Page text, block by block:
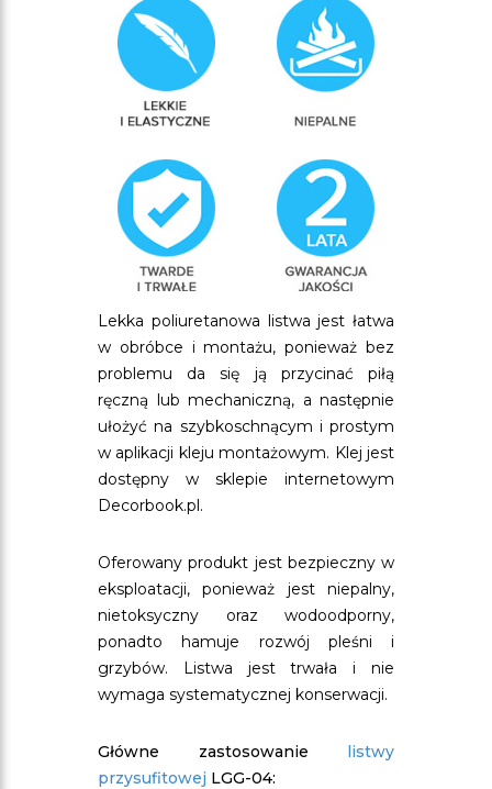
Lekka poliuretanowa listwa jest łatwa
w obróbce i montażu, ponieważ bez
problemu da się ją przycinać piłą
ręczną lub mechaniczną, a następnie
ułożyć na szybkoschnącym i prostym
w aplikacji kleju montażowym. Klej jest
dostępny w sklepie internetowym
Decorbook.pl.
Oferowany produkt jest bezpieczny w
eksploatacji, ponieważ jest niepalny,
nietoksyczny oraz wodoodporny,
ponadto hamuje rozwój pleśni i
grzybów. Listwa jest trwała i nie
wymaga systematycznej konserwacji.
Główne zastosowanie listwy
przysufitowej LGG-04: